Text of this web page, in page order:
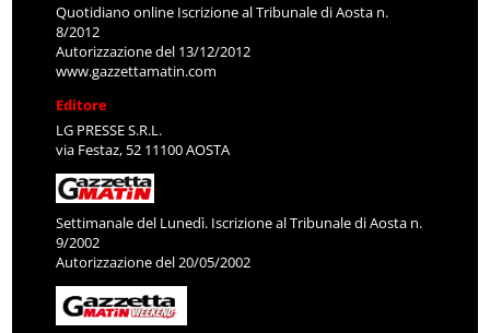
Quotidiano online Iscrizione al Tribunale di Aosta n.
8/2012
Autorizzazione del 13/12/2012
www.gazzettamatin.com
Editore
LG PRESSE S.R.L.
via Festaz, 52 11100 AOSTA
Settimanale del Lunedì. Iscrizione al Tribunale di Aosta n.
9/2002
Autorizzazione del 20/05/2002